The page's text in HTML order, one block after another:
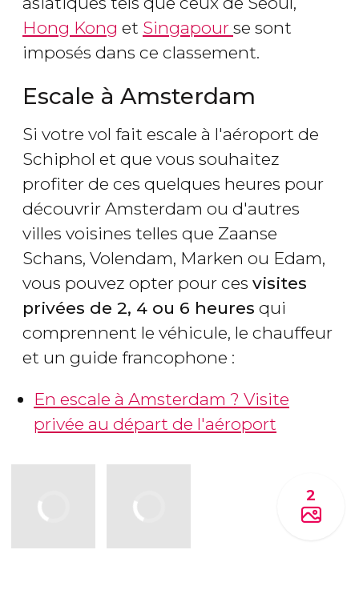
Hong Kong et Singapour se sont
imposés dans ce classement.
Escale à Amsterdam
Si votre vol fait escale à l'aéroport de
Schiphol et que vous souhaitez
profiter de ces quelques heures pour
découvrir Amsterdam ou d'autres
villes voisines telles que Zaanse
Schans, Volendam, Marken ou Edam,
vous pouvez opter pour ces visites
privées de 2, 4 ou 6 heures qui
comprennent le véhicule, le chauffeur
et un guide francophone :
En escale à Amsterdam ? Visite
privée au départ de l'aéroport
2